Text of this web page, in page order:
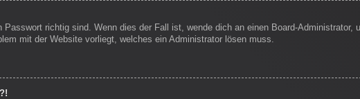
richtig sind. Wenn dies der Fall ist, wende dich an einen Board-Administrator,
mit der Website vorliegt, welches ein Administrator lösen muss.